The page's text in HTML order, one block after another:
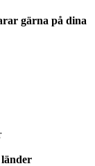
gärna på dina